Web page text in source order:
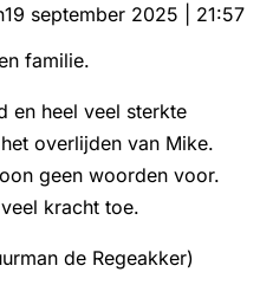
19 september 2025 | 21:57
familie.
en heel veel sterkte
overlijden van Mike.
geen woorden voor.
kracht toe.
de Regeakker)